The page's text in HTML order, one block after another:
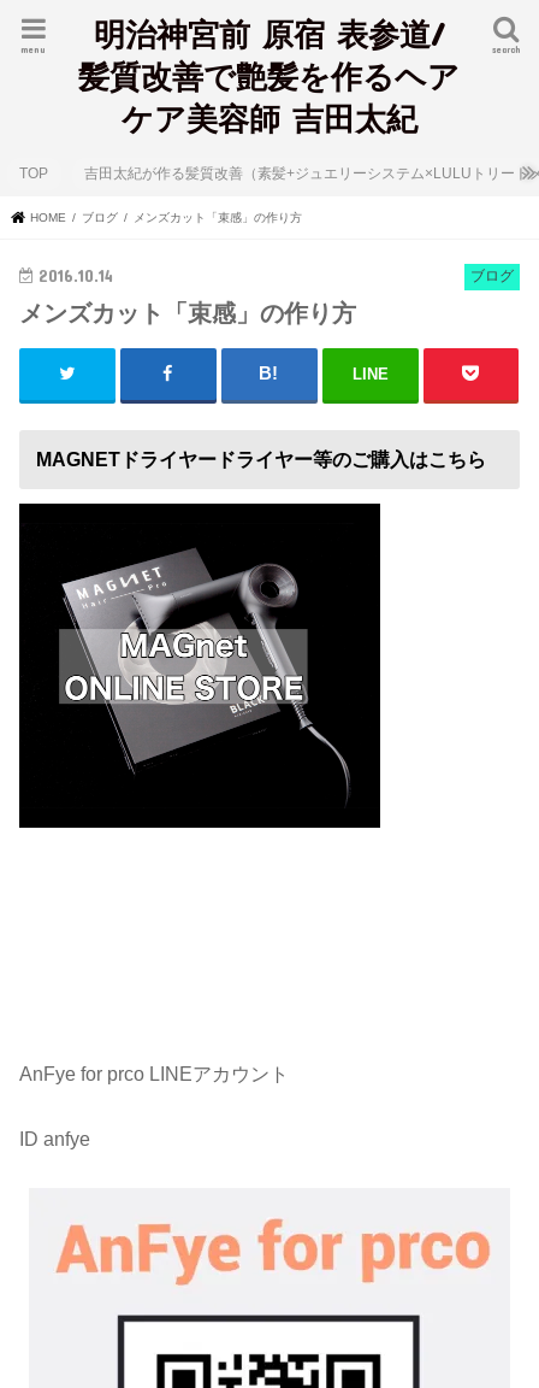
明治神宮前 原宿 表参道/
髪質改善で艶髪を作るヘア
ケア美容師 吉田太紀
search
menu
TOP 吉田太紀が作る髪質改善（素髪+ジュエリーシステム×LULUトリート
HOME ブログ メンズカット「束感」の作り方
ブログ
2016.10.14
メンズカット「束感」の作り方
LINE
MAGNETドライヤードライヤー等のご購入はこちら
AnFye for prco LINEアカウント
ID anfye